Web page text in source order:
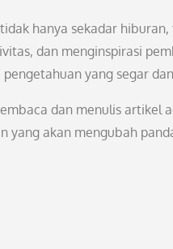
hanya sekadar
dan menginspirasi
yang segar
dan menulis artikel
yang akan mengubah